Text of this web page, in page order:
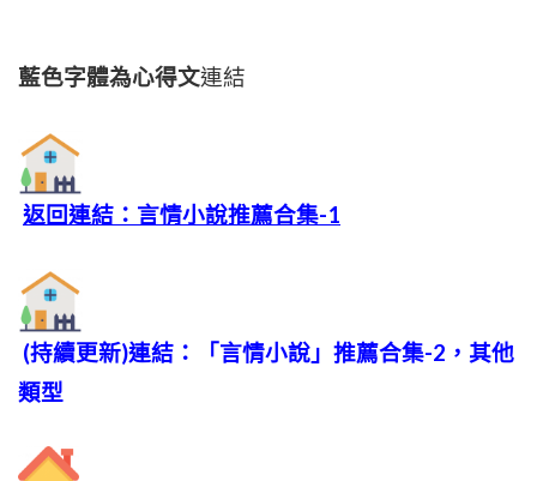
藍色字體為心得文連結
返回連結：言情小說推薦合集-1
(持續更新)連結：「言情小說」推薦合集-2，其他
類型